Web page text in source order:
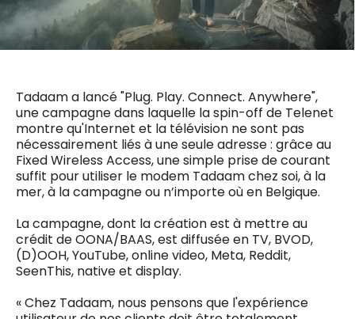
Tadaam a lancé "Plug. Play. Connect. Anywhere",
une campagne dans laquelle la spin-off de Telenet
montre qu'Internet et la télévision ne sont pas
nécessairement liés à une seule adresse : grâce au
Fixed Wireless Access, une simple prise de courant
suffit pour utiliser le modem Tadaam chez soi, à la
mer, à la campagne ou n’importe où en Belgique.
La campagne, dont la création est à mettre au
crédit de OONA/BAAS, est diffusée en TV, BVOD,
(D)OOH, YouTube, online video, Meta, Reddit,
SeenThis, native et display.
« Chez Tadaam, nous pensons que l'expérience
0498 88 64 89
f.bouchar@mm.be
0475 97 12 57
g.byl@mm.be
Chief Editor
Damien Lemaire
0477 37 31 65
d.lemaire@mm.be
VALIDER
Daily
Freemium
access
5 x week
MM e - News
1 x week
MM Brunch
1 x week
MM Tech
10 x year
MM Best of
Research
10 x year
MM Blue
4 x year
MM Magazine
(digital)
Des questions ?